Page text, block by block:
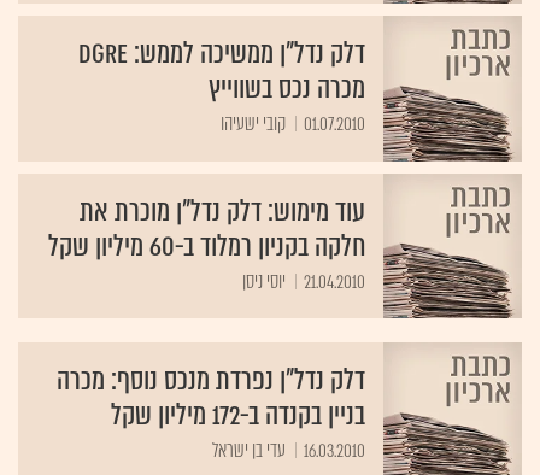
דלק נדל"ן ממשיכה לממש: DGRE
מכרה נכס בשווייץ
01.07.2010 קובי ישעיהו
עוד מימוש: דלק נדל"ן מוכרת את
חלקה בקניון רמלוד ב-60 מיליון שקל
21.04.2010 יוסי ניסן
דלק נדל"ן נפרדת מנכס נוסף: מכרה
בניין בקנדה ב-172 מיליון שקל
16.03.2010 עדי בן ישראל